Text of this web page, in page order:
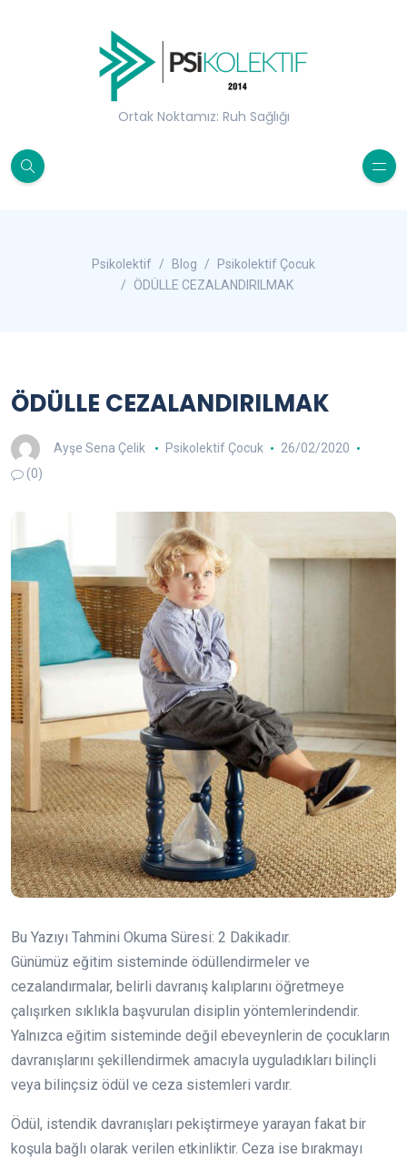
Ortak Noktamız: Ruh Sağlığı
Psikolektif Blog
Psikolektif Çocuk
ÖDÜLLE CEZALANDIRILMAK
ÖDÜLLE CEZALANDIRILMAK
Ayşe Sena Çelik Psikolektif Çocuk
26/02/2020
(0)
Bu Yazıyı Tahmini Okuma Süresi: 2 Dakikadır.
Günümüz eğitim sisteminde ödüllendirmeler ve
cezalandırmalar, belirli davranış kalıplarını öğretmeye
çalışırken sıklıkla başvurulan disiplin yöntemlerindendir.
Yalnızca eğitim sisteminde değil ebeveynlerin de çocukların
davranışlarını şekillendirmek amacıyla uyguladıkları bilinçli
veya bilinçsiz ödül ve ceza sistemleri vardır.
Ödül, istendik davranışları pekiştirmeye yarayan fakat bir
koşula bağlı olarak verilen etkinliktir. Ceza ise bırakmayı